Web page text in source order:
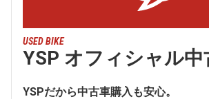
USED BIKE
YSP オフィシャル中
YSPだから中古車購入も安心。